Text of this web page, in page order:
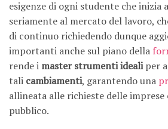
esigenze di ogni studente che inizia
seriamente al mercato del lavoro,
di continuo richiedendo dunque
importanti anche sul piano della
rende i master strumenti idealiper
tali cambiamenti, garantendo una
allineata alle richieste delle imprese
pubblico.​